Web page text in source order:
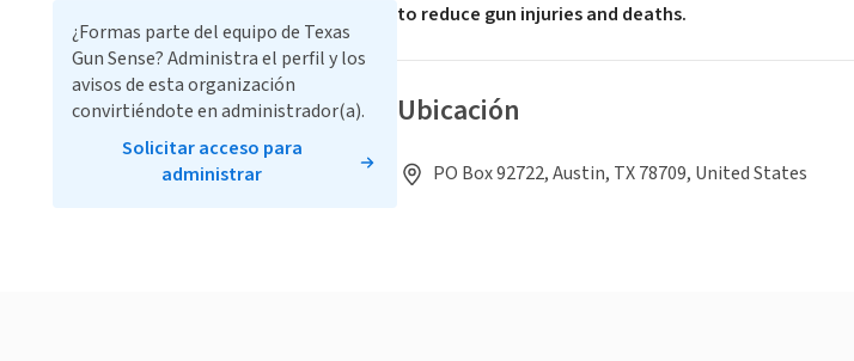
to reduce gun injuries and deaths.
Ubicación
PO Box 92722, Austin, TX 78709, United States
¿Formas parte del equipo de Texas
Gun Sense? Administra el perfil y los
avisos de esta organización
convirtiéndote en administrador(a).
Solicitar acceso para
administrar